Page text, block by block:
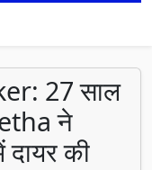
27 साल
ने
की